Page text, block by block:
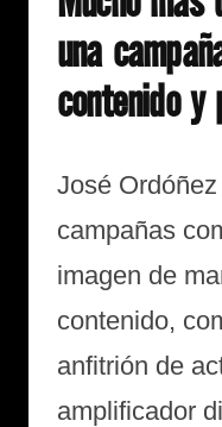
una
contenido y
José
campañas
imagen de
contenido,
anfitrión de
amplificador